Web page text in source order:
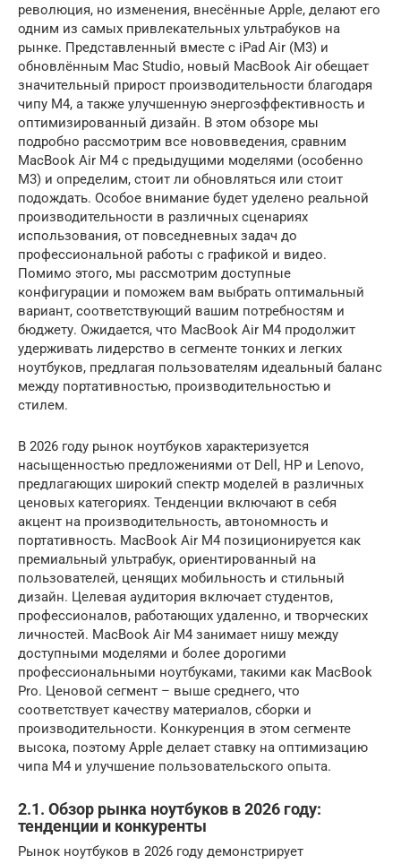
революция, но изменения, внесённые Apple, делают его
одним из самых привлекательных ультрабуков на
рынке. Представленный вместе с iPad Air (M3) и
обновлённым Mac Studio, новый MacBook Air обещает
значительный прирост производительности благодаря
чипу M4, а также улучшенную энергоэффективность и
оптимизированный дизайн. В этом обзоре мы
подробно рассмотрим все нововведения, сравним
MacBook Air M4 с предыдущими моделями (особенно
M3) и определим, стоит ли обновляться или стоит
подождать. Особое внимание будет уделено реальной
производительности в различных сценариях
использования, от повседневных задач до
профессиональной работы с графикой и видео.
Помимо этого, мы рассмотрим доступные
конфигурации и поможем вам выбрать оптимальный
вариант, соответствующий вашим потребностям и
бюджету. Ожидается, что MacBook Air M4 продолжит
удерживать лидерство в сегменте тонких и легких
ноутбуков, предлагая пользователям идеальный баланс
между портативностью, производительностью и
стилем.
В 2026 году рынок ноутбуков характеризуется
насыщенностью предложениями от Dell, HP и Lenovo,
предлагающих широкий спектр моделей в различных
ценовых категориях. Тенденции включают в себя
акцент на производительность, автономность и
портативность. MacBook Air M4 позиционируется как
премиальный ультрабук, ориентированный на
пользователей, ценящих мобильность и стильный
дизайн. Целевая аудитория включает студентов,
профессионалов, работающих удаленно, и творческих
личностей. MacBook Air M4 занимает нишу между
доступными моделями и более дорогими
профессиональными ноутбуками, такими как MacBook
Pro. Ценовой сегмент – выше среднего, что
соответствует качеству материалов, сборки и
производительности. Конкуренция в этом сегменте
высока, поэтому Apple делает ставку на оптимизацию
чипа M4 и улучшение пользовательского опыта.
2.1. Обзор рынка ноутбуков в 2026 году:
тенденции и конкуренты
Рынок ноутбуков в 2026 году демонстрирует